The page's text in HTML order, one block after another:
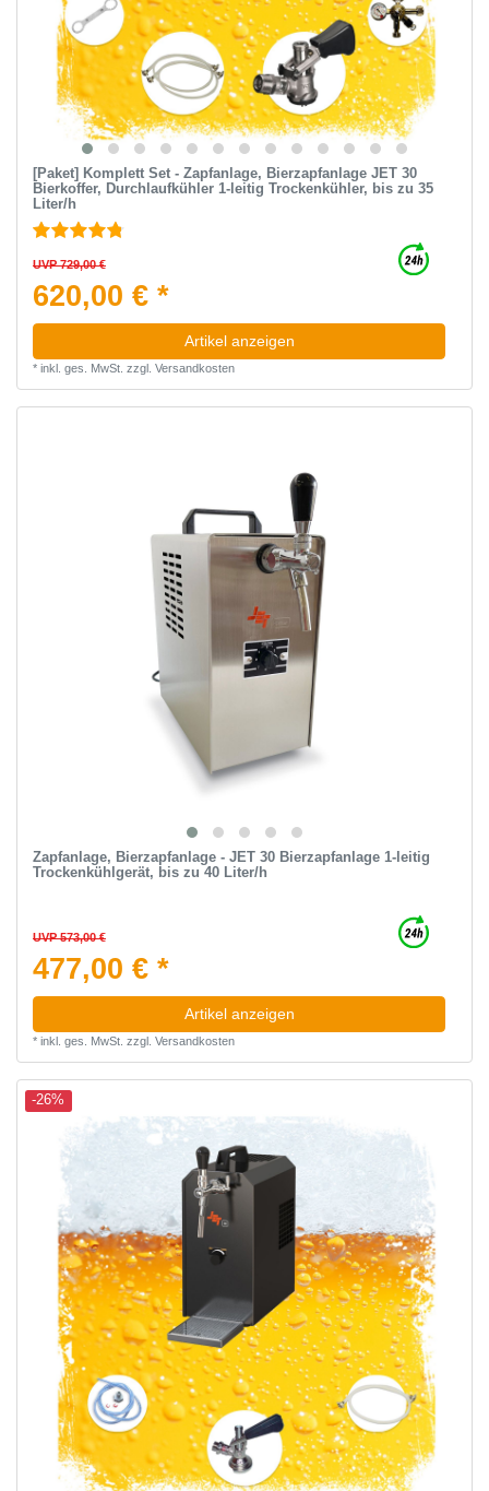
[Paket] Komplett Set - Zapfanlage, Bierzapfanlage JET 30
Bierkoffer, Durchlaufkühler 1-leitig Trockenkühler, bis zu 35
Liter/h
UVP 729,00 €
620,00 € *
Artikel anzeigen
* inkl. ges. MwSt. zzgl. Versandkosten
Zapfanlage, Bierzapfanlage - JET 30 Bierzapfanlage 1-leitig
Trockenkühlgerät, bis zu 40 Liter/h
UVP 573,00 €
477,00 € *
Artikel anzeigen
* inkl. ges. MwSt. zzgl. Versandkosten
-26%